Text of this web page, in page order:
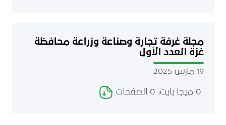
مجلة غرفة تجارة وصناعة وزراعة محافظة
غزة العدد الأول
19 مارس 2025
0 ميجا بايت، 0 الصفحات